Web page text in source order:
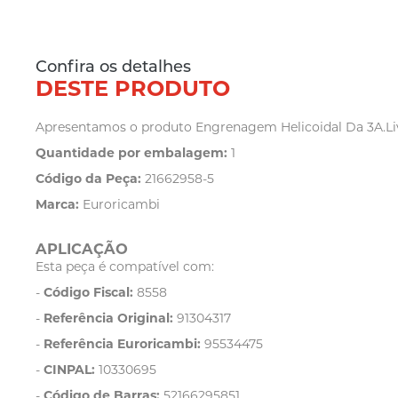
Confira os detalhes
DESTE PRODUTO
Apresentamos o produto Engrenagem Helicoidal Da
Quantidade por embalagem: 1
Código da Peça: 21662958-5
Marca: Euroricambi
APLICAÇÃO
Esta peça é compatível com:
- Código Fiscal: 8558
- Referência Original: 91304317
- Referência Euroricambi: 95534475
- CINPAL: 10330695